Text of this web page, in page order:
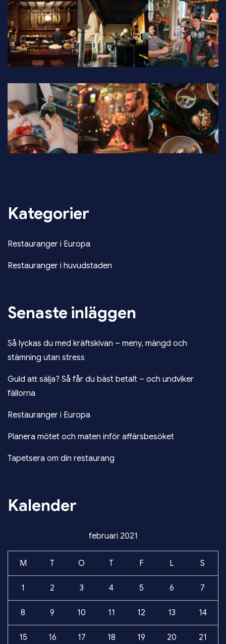
Kategorier
Restauranger i Europa
Restauranger i huvudstaden
Senaste inläggen
Så lyckas du med kräftskivan – meny, mängd och
stämning utan stress
Guld att sälja? Så får du bäst betalt – och undviker
fällorna
Restauranger i Europa
Planera mötet och maten inför affärsbesöket
Tapetsera om din restaurang
Kalender
februari 2021
M T O T F L S
1 2 3 4 5 6 7
8 9 10 11 12 13 14
15 16 17 18 19 20 21